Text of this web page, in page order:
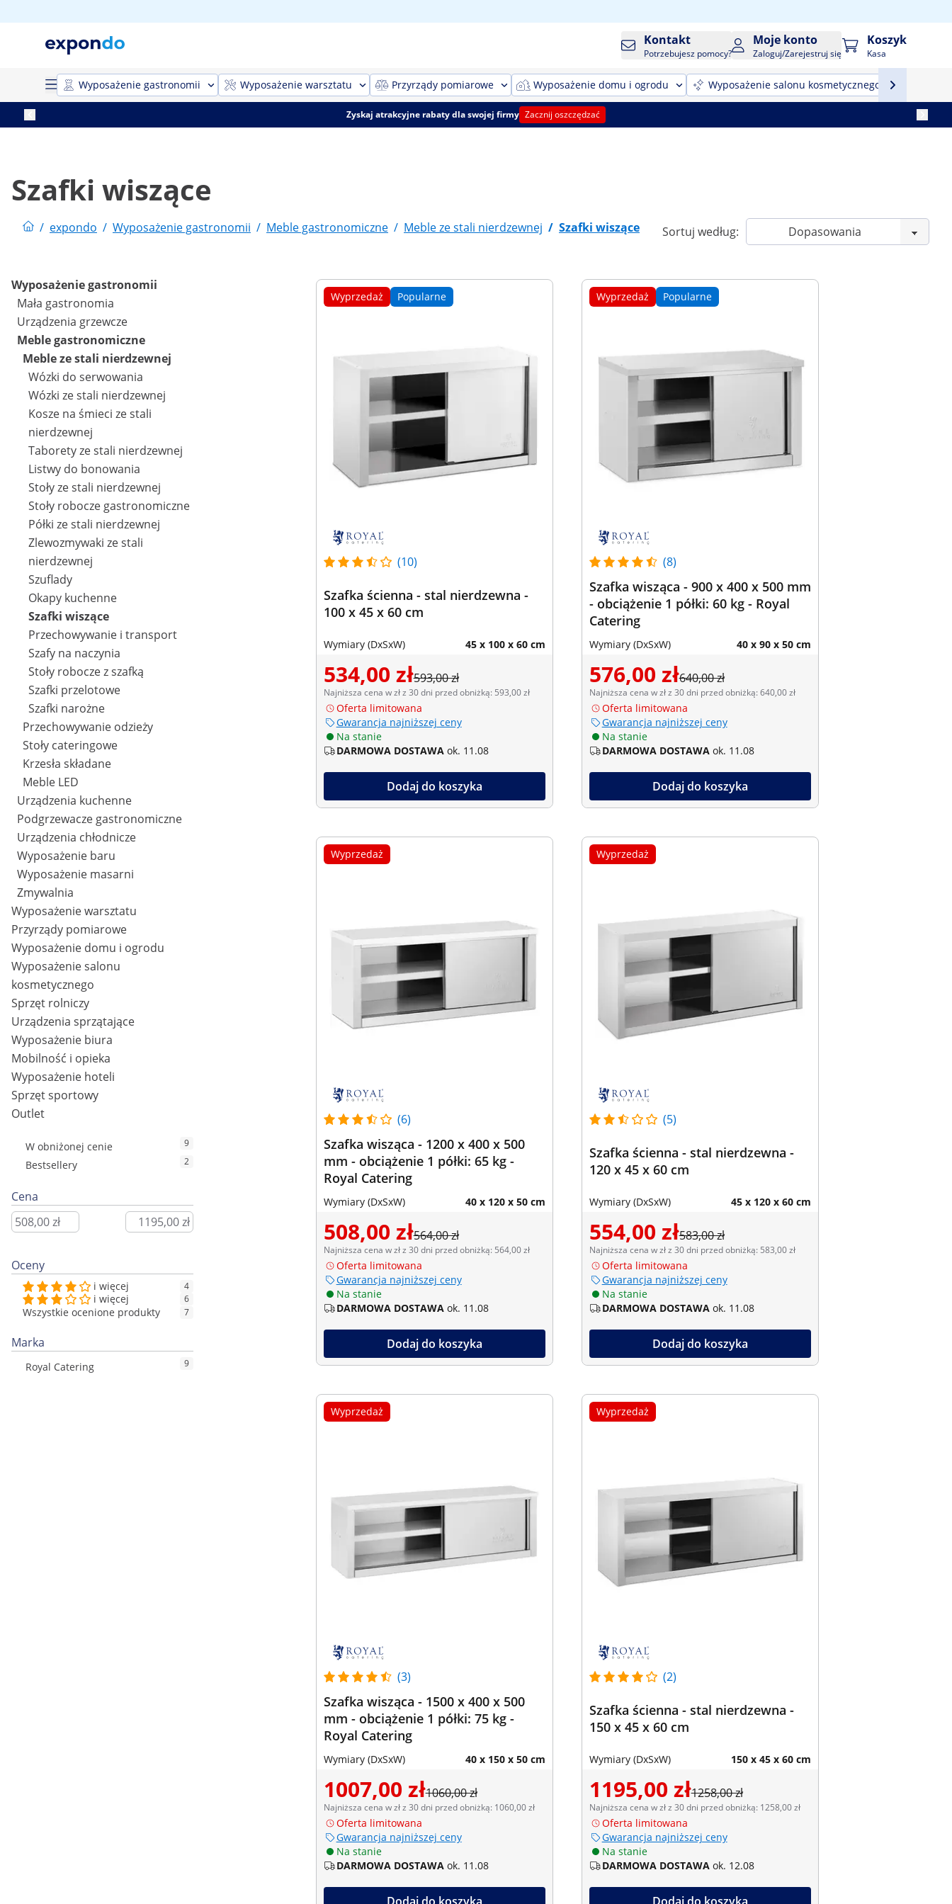
Kontakt
Potrzebujesz pomocy?
Moje konto
Zaloguj/Zarejestruj się
Koszyk
Kasa
Wyposażenie gastronomii Wyposażenie warsztatu Przyrządy pomiarowe Wyposażenie domu i ogrodu Wyposażenie salonu kosmetycznego
Zyskaj atrakcyjne rabaty dla swojej firmy Zacznij oszczędzać
Szafki wiszące
/ expondo / Wyposażenie gastronomii / Meble gastronomiczne / Meble ze stali nierdzewnej / Szafki wiszące Sortuj według:
Wyposażenie gastronomii
Mała gastronomia
Urządzenia grzewcze
Meble gastronomiczne
Meble ze stali nierdzewnej
Wózki do serwowania
Wózki ze stali nierdzewnej
Kosze na śmieci ze stali
nierdzewnej
Taborety ze stali nierdzewnej
Listwy do bonowania
Stoły ze stali nierdzewnej
Stoły robocze gastronomiczne
Półki ze stali nierdzewnej
Zlewozmywaki ze stali
nierdzewnej
Szuflady
Okapy kuchenne
Szafki wiszące
Przechowywanie i transport
Szafy na naczynia
Stoły robocze z szafką
Szafki przelotowe
Szafki narożne
Przechowywanie odzieży
Stoły cateringowe
Krzesła składane
Meble LED
Urządzenia kuchenne
Podgrzewacze gastronomiczne
Urządzenia chłodnicze
Wyposażenie baru
Wyposażenie masarni
Zmywalnia
Wyposażenie warsztatu
Przyrządy pomiarowe
Wyposażenie domu i ogrodu
Wyposażenie salonu
kosmetycznego
Sprzęt rolniczy
Urządzenia sprzątające
Wyposażenie biura
Mobilność i opieka
Wyposażenie hoteli
Sprzęt sportowy
Outlet
W obniżonej cenie 9
Bestsellery 2
Cena
Oceny
i więcej 4
i więcej 6
Wszystkie ocenione produkty 7
Marka
Royal Catering 9
Wyprzedaż Popularne
(10)
Szafka ścienna - stal nierdzewna -
100 x 45 x 60 cm
Wymiary (DxSxW) 45 x 100 x 60 cm
534,00 zł593,00 zł
Najniższa cena w zł z 30 dni przed obniżką: 593,00 zł
Oferta limitowana
Gwarancja najniższej ceny
Na stanie
DARMOWA DOSTAWA ok. 11.08
Dodaj do koszyka
Wyprzedaż Popularne
(8)
Szafka wisząca - 900 x 400 x 500 mm
- obciążenie 1 półki: 60 kg - Royal
Catering
Wymiary (DxSxW) 40 x 90 x 50 cm
576,00 zł640,00 zł
Najniższa cena w zł z 30 dni przed obniżką: 640,00 zł
Oferta limitowana
Gwarancja najniższej ceny
Na stanie
DARMOWA DOSTAWA ok. 11.08
Dodaj do koszyka
Wyprzedaż
(6)
Szafka wisząca - 1200 x 400 x 500
mm - obciążenie 1 półki: 65 kg -
Royal Catering
Wymiary (DxSxW) 40 x 120 x 50 cm
508,00 zł564,00 zł
Najniższa cena w zł z 30 dni przed obniżką: 564,00 zł
Oferta limitowana
Gwarancja najniższej ceny
Na stanie
DARMOWA DOSTAWA ok. 11.08
Dodaj do koszyka
Wyprzedaż
(5)
Szafka ścienna - stal nierdzewna -
120 x 45 x 60 cm
Wymiary (DxSxW) 45 x 120 x 60 cm
554,00 zł583,00 zł
Najniższa cena w zł z 30 dni przed obniżką: 583,00 zł
Oferta limitowana
Gwarancja najniższej ceny
Na stanie
DARMOWA DOSTAWA ok. 11.08
Dodaj do koszyka
Wyprzedaż
(3)
Szafka wisząca - 1500 x 400 x 500
mm - obciążenie 1 półki: 75 kg -
Royal Catering
Wymiary (DxSxW) 40 x 150 x 50 cm
1007,00 zł1060,00 zł
Najniższa cena w zł z 30 dni przed obniżką: 1060,00 zł
Oferta limitowana
Gwarancja najniższej ceny
Na stanie
DARMOWA DOSTAWA ok. 11.08
Wyprzedaż
(2)
Szafka ścienna - stal nierdzewna -
150 x 45 x 60 cm
Wymiary (DxSxW) 150 x 45 x 60 cm
1195,00 zł1258,00 zł
Najniższa cena w zł z 30 dni przed obniżką: 1258,00 zł
Oferta limitowana
Gwarancja najniższej ceny
Na stanie
DARMOWA DOSTAWA ok. 12.08